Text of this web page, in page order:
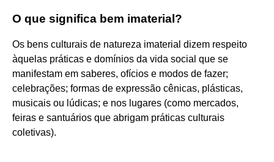
O que significa bem imaterial?
Os bens culturais de natureza imaterial dizem respeito
àquelas práticas e domínios da vida social que se
manifestam em saberes, ofícios e modos de fazer;
celebrações; formas de expressão cênicas, plásticas,
musicais ou lúdicas; e nos lugares (como mercados,
feiras e santuários que abrigam práticas culturais
coletivas).